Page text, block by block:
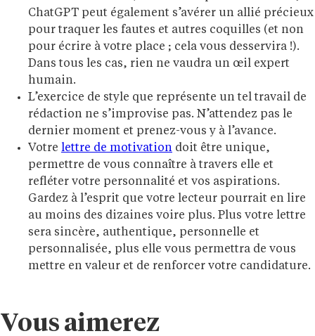
ChatGPT peut également s’avérer un allié précieux
pour traquer les fautes et autres coquilles (et non
pour écrire à votre place ; cela vous desservira !).
Dans tous les cas, rien ne vaudra un œil expert
humain.
L’exercice de style que représente un tel travail de
rédaction ne s’improvise pas. N’attendez pas le
dernier moment et prenez-vous y à l’avance.
Votre lettre de motivation doit être unique,
permettre de vous connaître à travers elle et
refléter votre personnalité et vos aspirations.
Gardez à l’esprit que votre lecteur pourrait en lire
au moins des dizaines voire plus. Plus votre lettre
sera sincère, authentique, personnelle et
personnalisée, plus elle vous permettra de vous
mettre en valeur et de renforcer votre candidature.
Vous aimerez